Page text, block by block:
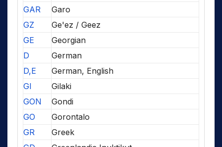
GAR
Garo
GZ
Ge'ez / Geez
GE
Georgian
D
German
D,E
German, English
GI
Gilaki
GON
Gondi
GO
Gorontalo
GR
Greek